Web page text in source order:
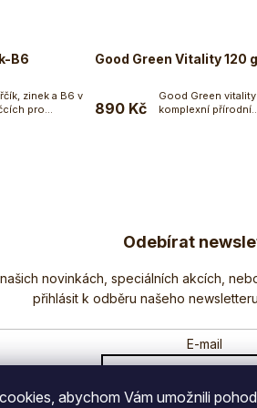
abychom Vám umožnili
B6
Do košíku
zinek a B6 v
pro...
Good Green Vitality 120 g
890 Kč Do košíku
Good Green
komplexní přírodní
Odebírat
Nezmeškejte žádné
E-mail
Vložením e-mailu souhlasíte s